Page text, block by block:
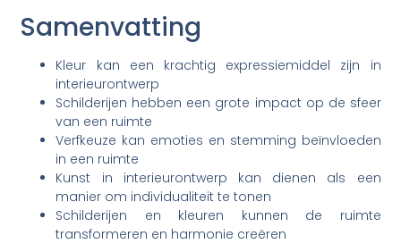
Samenvatting
Kleur kan een krachtig expressiemiddel zijn in
interieurontwerp
Schilderijen hebben een grote impact op de sfeer
van een ruimte
Verfkeuze kan emoties en stemming beïnvloeden
in een ruimte
Kunst in interieurontwerp kan dienen als een
manier om individualiteit te tonen
Schilderijen en kleuren kunnen de ruimte
transformeren en harmonie creëren